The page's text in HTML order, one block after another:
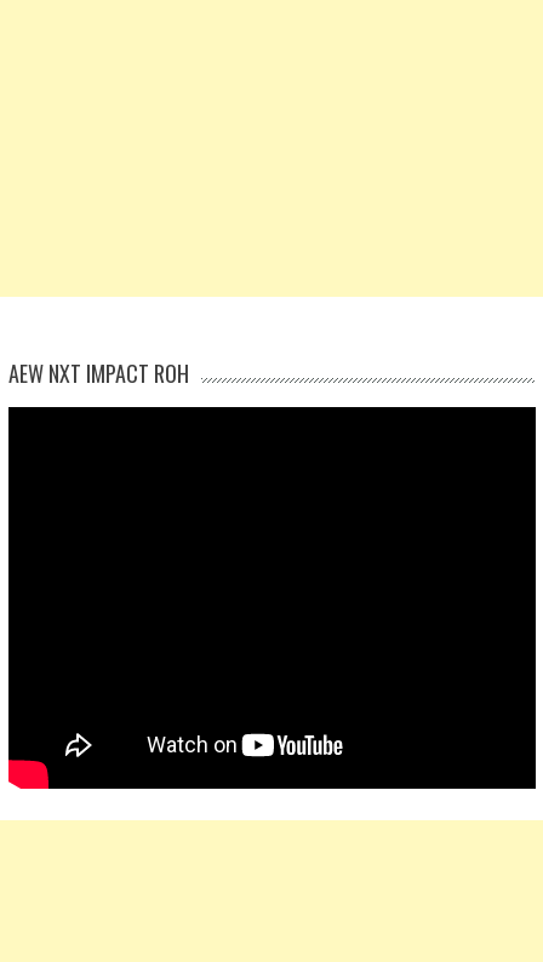
AEW NXT IMPACT ROH